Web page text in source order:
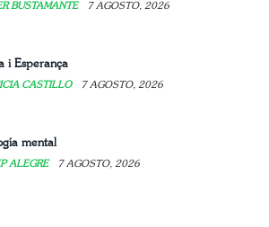
BUSTAMANTE 7 AGOSTO, 2026
i Esperança
CASTILLO 7 AGOSTO, 2026
mental
ALEGRE 7 AGOSTO, 2026